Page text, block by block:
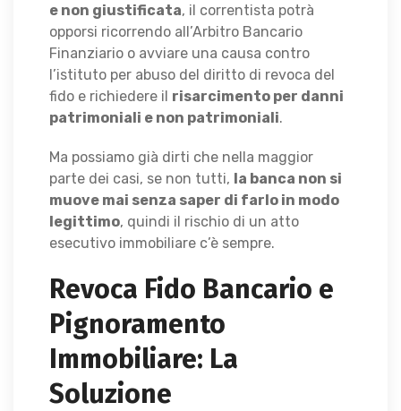
e non giustificata, il correntista potrà
opporsi ricorrendo all’Arbitro Bancario
Finanziario o avviare una causa contro
l’istituto per abuso del diritto di revoca del
fido e richiedere il risarcimento per danni
patrimoniali e non patrimoniali.
Ma possiamo già dirti che nella maggior
parte dei casi, se non tutti, la banca non si
muove mai senza saper di farlo in modo
legittimo, quindi il rischio di un atto
esecutivo immobiliare c’è sempre.
Revoca Fido Bancario e
Pignoramento
Immobiliare: La
Soluzione